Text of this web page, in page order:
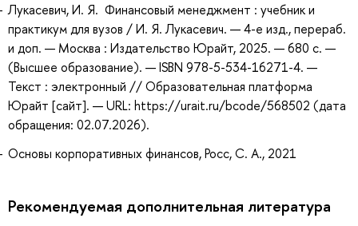
Лукасевич, И. Я. Финансовый менеджмент : учебник и
практикум для вузов / И. Я. Лукасевич. — 4-е изд., перераб.
и доп. — Москва : Издательство Юрайт, 2025. — 680 с. —
(Высшее образование). — ISBN 978-5-534-16271-4. —
Текст : электронный // Образовательная платформа
Юрайт [сайт]. — URL: https://urait.ru/bcode/568502 (дата
обращения: 02.07.2026).
Основы корпоративных финансов, Росс, С. А., 2021
Рекомендуемая дополнительная литература